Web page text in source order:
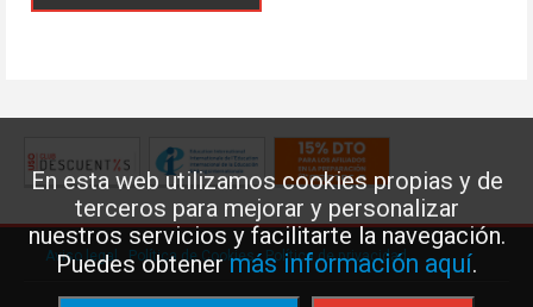
En esta web utilizamos cookies propias y de
terceros para mejorar y personalizar
nuestros servicios y facilitarte la navegación.
Puedes obtenermás información aquí.
Aviso legal·Política de Cookies·Política de privacidad